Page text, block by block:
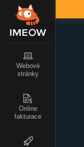
Webové
stránky
Online
fakturace